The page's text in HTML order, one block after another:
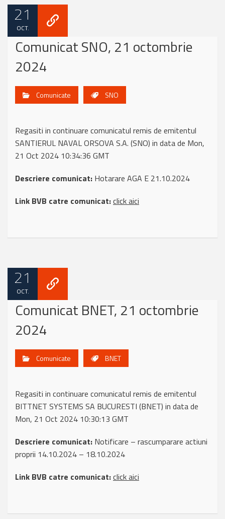
21
OCT.
Comunicat SNO, 21 octombrie
2024
Comunicate SNO
Regasiti in continuare comunicatul remis de emitentul
SANTIERUL NAVAL ORSOVA S.A. (SNO) in data de Mon,
21 Oct 2024 10:34:36 GMT
Descriere comunicat: Hotarare AGA E 21.10.2024
Link BVB catre comunicat:click aici
21
OCT.
Comunicat BNET, 21 octombrie
2024
Comunicate BNET
Regasiti in continuare comunicatul remis de emitentul
BITTNET SYSTEMS SA BUCURESTI (BNET) in data de
Mon, 21 Oct 2024 10:30:13 GMT
Descriere comunicat: Notificare – rascumparare actiuni
proprii 14.10.2024 – 18.10.2024
Link BVB catre comunicat:click aici